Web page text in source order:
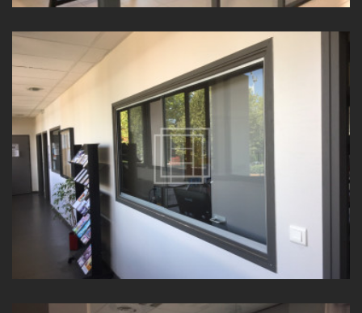
INSTALLATION DE VERRES COULISSANTS À VILLEFRANCHE SUR
SAÔNE